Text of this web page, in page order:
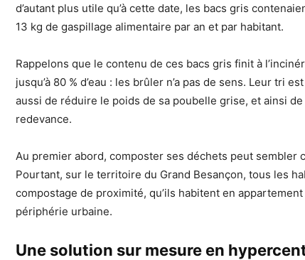
d’autant plus utile qu’à cette date, les bacs gris
13 kg de gaspillage alimentaire par an et par habitant.
Rappelons que le contenu de ces bacs gris finit à
jusqu’à 80 % d’eau : les brûler n’a pas de sens. Leur tri
aussi de réduire le poids de sa poubelle grise, et ainsi
redevance.
Au premier abord, composter ses déchets peut sembler
Pourtant, sur le territoire du Grand Besançon, tous les
compostage de proximité, qu’ils habitent en
périphérie urbaine.
Une solution sur mesure en